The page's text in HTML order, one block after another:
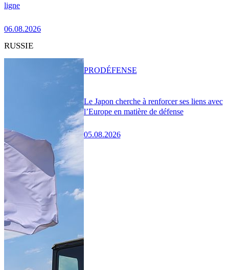
ligne
06.08.2026
RUSSIE
Le Japon cherche à renforcer ses liens avec
l’Europe en matière de défense
05.08.2026
PRODÉFENSE